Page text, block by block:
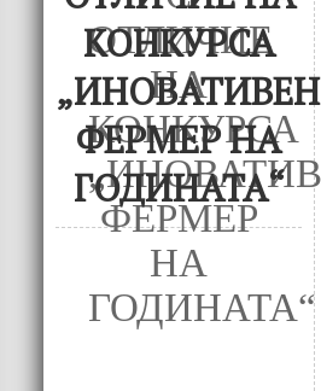
КОНКУРСА
„ИНОВАТИВЕН
ФЕРМЕР НА
ГОДИНАТА“